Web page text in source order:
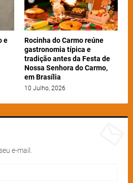
e
Rocinha do Carmo reúne
gastronomia típica e
tradição antes da Festa de
Nossa Senhora do Carmo,
em Brasília
10 Julho, 2026
e-mail.